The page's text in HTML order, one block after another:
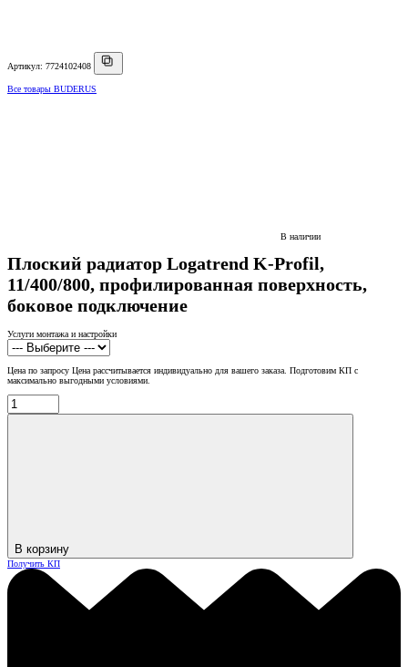
Артикул: 7724102408
Все товары BUDERUS
В наличии
Плоский радиатор Logatrend K-Profil,
11/400/800, профилированная поверхность,
боковое подключение
Услуги монтажа и настройки
Цена по запросу Цена рассчитывается индивидуально для вашего заказа. Подготовим КП с
максимально выгодными условиями.
В корзину
Получить КП